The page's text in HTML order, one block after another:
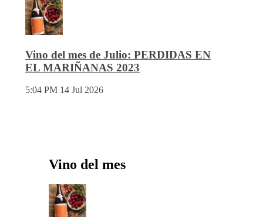
Vino del mes de Julio: PERDIDAS EN
EL MARIÑANAS 2023
5:04 PM 14 Jul 2026
Vino del mes